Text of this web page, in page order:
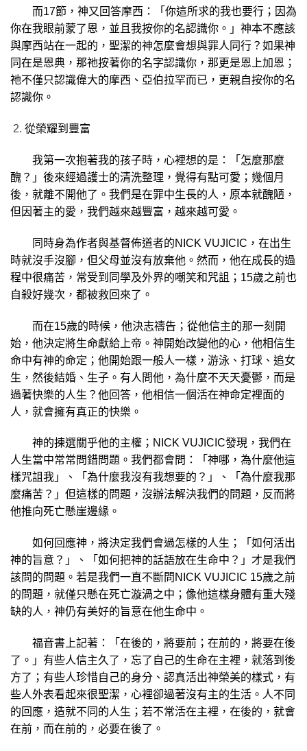
而17節，神又回答摩西：「你這所求的我也要行；因為
你在我眼前蒙了恩，並且我按你的名認識你。」神本不應該
與摩西站在一起的，聖潔的神怎麼會想與罪人同行？如果神
同在是恩典，那祂按著你的名字認識你，那更是恩上加恩；
祂不僅只認識偉大的摩西、亞伯拉罕而已，更親自按你的名
認識你。
從榮耀到豐富
我第一次抱著我的孩子時，心裡想的是：「怎麼那麼
醜？」後來經過護士的清洗整理，覺得有點可愛；幾個月
後，就離不開他了。我們是在罪中生長的人，原本就醜陋，
但因著主的愛，我們越來越豐富，越來越可愛。
同時身為作者與基督佈道者的NICK VUJICIC，在出生
時就沒手沒腳，但父母並沒有放棄他。然而，他在成長的過
程中很痛苦，常受到同學及外界的嘲笑和咒詛；15歲之前也
自殺好幾次，都被救回來了。
而在15歲的時候，他決志禱告；從他信主的那一刻開
始，他決定將生命獻給上帝。神開始改變他的心，他相信生
命中有神的命定；他開始跟一般人一樣，游泳、打球、追女
生，然後結婚、生子。有人問他，為什麼不天天憂鬱，而是
過著快樂的人生？他回答，他相信一個活在神命定裡面的
人，就會擁有真正的快樂。
神的揀選關乎他的主權；NICK VUJICIC發現，我們在
人生當中常常問錯問題。我們都會問：「神哪，為什麼他這
樣咒詛我」、「為什麼我沒有我想要的？」、「為什麼我那
麼痛苦？」但這樣的問題，沒辦法解決我們的問題，反而將
他推向死亡懸崖邊緣。
如何回應神，將決定我們會過怎樣的人生；「如何活出
神的旨意？」、「如何把神的話語放在生命中？」才是我們
該問的問題。若是我們一直不斷問NICK VUJICIC 15歲之前
的問題，就僅只懸在死亡漩渦之中；像他這樣身體有重大殘
缺的人，神仍有美好的旨意在他生命中。
福音書上記著：「在後的，將要前；在前的，將要在後
了。」有些人信主久了，忘了自己的生命在主裡，就落到後
方了；有些人珍惜自己的身分、認真活出神榮美的樣式，有
些人外表看起來很聖潔，心裡卻過著沒有主的生活。人不同
的回應，造就不同的人生；若不常活在主裡，在後的，就會
在前，而在前的，必要在後了。